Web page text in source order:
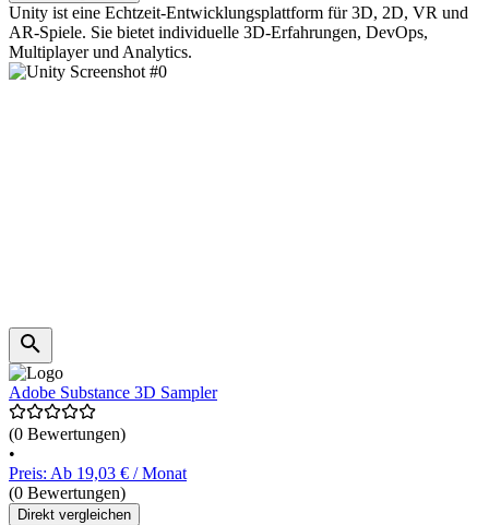
Unity ist eine Echtzeit-Entwicklungsplattform für 3D, 2D, VR und
AR-Spiele. Sie bietet individuelle 3D-Erfahrungen, DevOps,
Multiplayer und Analytics.
Adobe Substance 3D Sampler
(0 Bewertungen)
•
Preis: Ab 19,03 € / Monat
(0 Bewertungen)
Direkt vergleichen